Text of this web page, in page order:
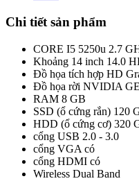
Chi tiết sản phẩm
CORE I5 5250u 2.7
Khoảng 14 inch 14.0
Đồ họa tích hợp HD
Đồ họa rời NVIDIA
RAM 8 GB
SSD (ổ cứng rắn) 120
HDD (ổ cứng cơ) 320
cổng USB 2.0 - 3.0
cổng VGA có
cổng HDMI có
Wireless Dual Band